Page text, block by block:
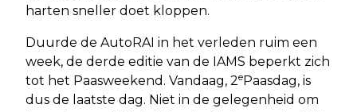
harten sneller doet kloppen.
Duurde de AutoRAI in het verleden ruim een
week, de derde editie van de IAMS beperkt zich
tot het Paasweekend. Vandaag, 2ePaasdag, is
dus de laatste dag. Niet in de gelegenheid om